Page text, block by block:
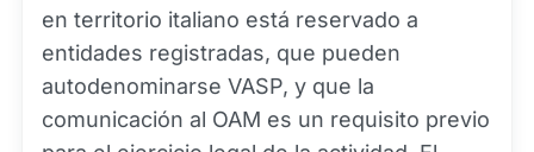
en territorio italiano está reservado a
entidades registradas, que pueden
autodenominarse VASP, y que la
comunicación al OAM es un requisito previo